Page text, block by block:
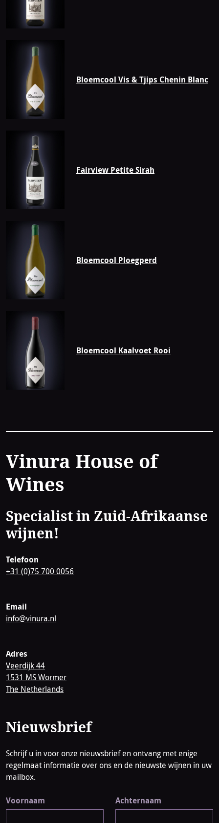
Bloemcool Vis & Tjips Chenin Blanc
Fairview Petite Sirah
Bloemcool Ploegperd
Bloemcool Kaalvoet Rooi
Contact
Vinura House of
Wines
Specialist in Zuid-Afrikaanse
wijnen!
Telefoon
+31 (0)75 700 0056
Email
info@vinura.nl
Adres
Veerdijk 44
1531 MS Wormer
The Netherlands
Nieuwsbrief
Schrijf u in voor onze nieuwsbrief en ontvang met enige
regelmaat informatie over ons en de nieuwste wijnen in uw
mailbox.
Voornaam Achternaam